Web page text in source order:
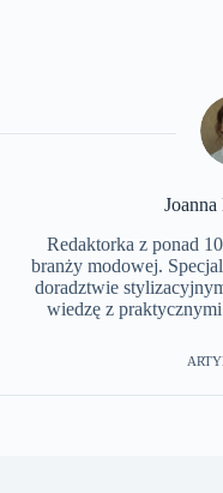
Redaktorka z ponad
branży modowej.
doradztwie
wiedzę z